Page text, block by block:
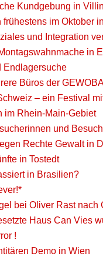
Kundgebung in
frühestens im Oktober
und Integration
in
Endlagersuche
Büros der
– ein Festival
im Rhein-Main-Gebiet
und
Rechte Gewalt in
in Tostedt
in Brasilien?
bei Oliver Rast nach
Haus Can Vies
!
Demo in Wien